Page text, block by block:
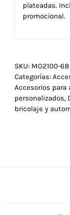
plateadas.
promocional.
SKU: MO2100-68
Categorías:
Accesorios para
personalizados,
bricolaje y